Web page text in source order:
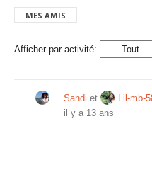
MES AMIS
Afficher par activité:
Sandi et Lil-mb-
il y a 13 ans